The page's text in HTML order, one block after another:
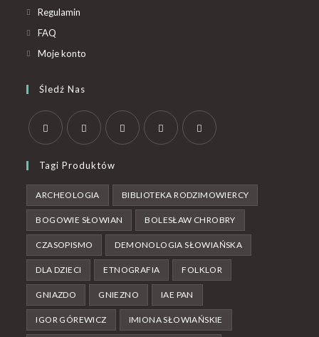
Regulamin
FAQ
Moje konto
Śledź Nas
Tagi Produktów
ARCHEOLOGIA BIBLIOTEKA RODZIMOWIERCY
BOGOWIE SŁOWIAN BOLESŁAW CHROBRY
CZASOPISMO DEMONOLOGIA SŁOWIAŃSKA
DLA DZIECI ETNOGRAFIA FOLKLOR
GNIAZDO GNIEZNO IAE PAN
IGOR GÓREWICZ IMIONA SŁOWIAŃSKIE